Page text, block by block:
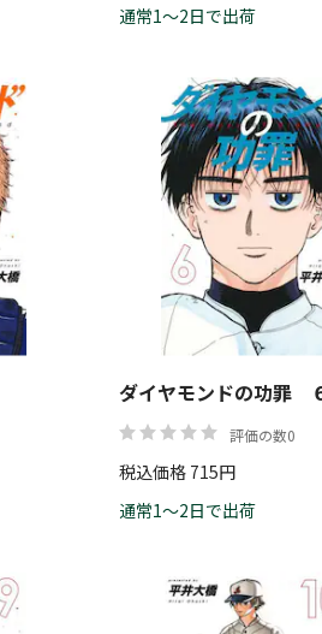
通常1～2日で出荷
ダイヤモンドの功罪
評価の数0
税込価格 715円
通常1～2日で出荷